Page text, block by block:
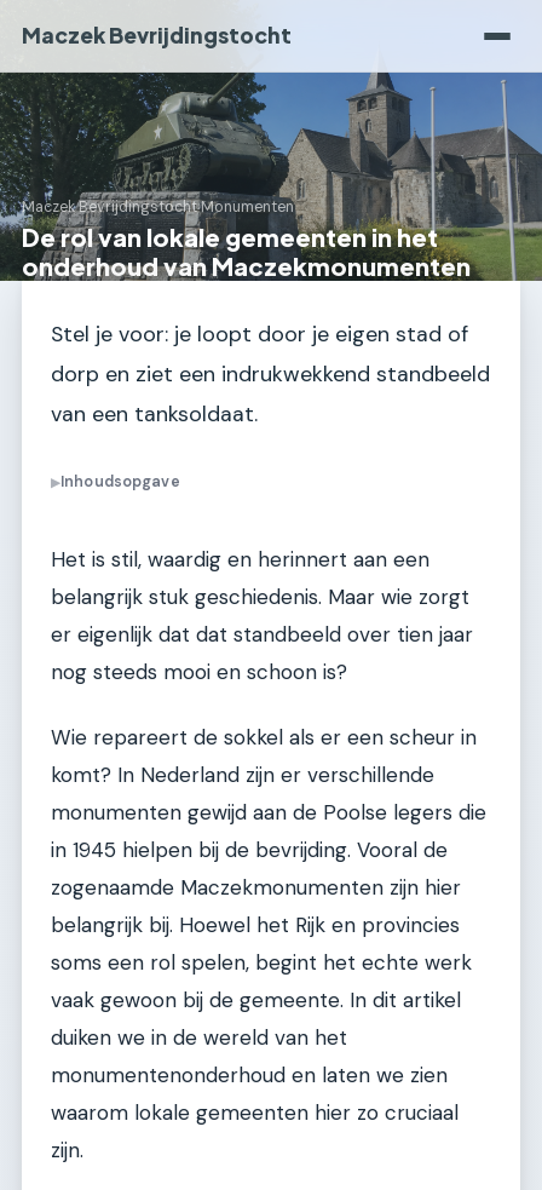
Maczek Bevrijdingstocht
Maczek Bevrijdingstocht›Monumenten
De rol van lokale gemeenten in het
onderhoud van Maczekmonumenten
Stel je voor: je loopt door je eigen stad of
dorp en ziet een indrukwekkend standbeeld
van een tanksoldaat.
▶Inhoudsopgave
Het is stil, waardig en herinnert aan een
belangrijk stuk geschiedenis. Maar wie zorgt
er eigenlijk dat dat standbeeld over tien jaar
nog steeds mooi en schoon is?
Wie repareert de sokkel als er een scheur in
komt? In Nederland zijn er verschillende
monumenten gewijd aan de Poolse legers die
in 1945 hielpen bij de bevrijding. Vooral de
zogenaamde Maczekmonumenten zijn hier
belangrijk bij. Hoewel het Rijk en provincies
soms een rol spelen, begint het echte werk
vaak gewoon bij de gemeente. In dit artikel
duiken we in de wereld van het
monumentenonderhoud en laten we zien
waarom lokale gemeenten hier zo cruciaal
zijn.